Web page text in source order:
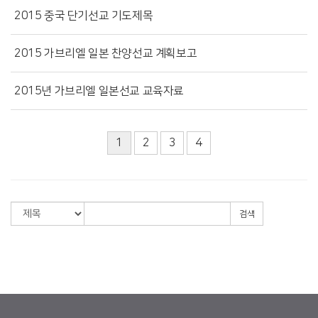
2015 중국 단기선교 기도제목
2015 가브리엘 일본 찬양선교 계획보고
2015년 가브리엘 일본선교 교육자료
1 2 3 4
검색